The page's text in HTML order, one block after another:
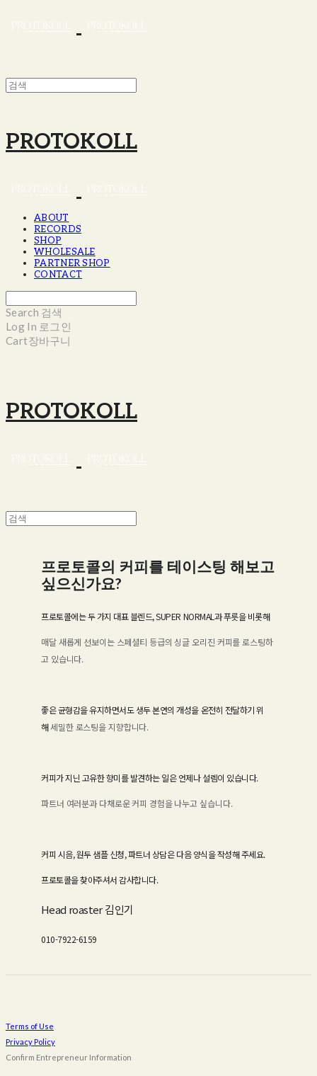
PROTOKOLL
ABOUT
RECORDS
SHOP
WHOLESALE
PARTNER SHOP
CONTACT
Search 검색
Log In 로그인
Cart장바구니
PROTOKOLL
프로토콜의 커피를 테이스팅 해보고
싶으신가요?
프로토콜에는 두 가지 대표 블렌드, SUPER NORMAL과 푸릇을 비롯해
매달 새롭게 선보이는 스페셜티 등급의 싱글 오리진 커피를 로스팅하
고 있습니다.
좋은 균형감을 유지하면서도 생두 본연의 개성을 온전히 전달하기 위
해세밀한 로스팅을 지향합니다.
커피가 지닌 고유한 향미를 발견하는 일은 언제나 설렘이 있습니다.
파트너 여러분과 다채로운 커피 경험을 나누고 싶습니다.
커피 시음, 원두 샘플 신청, 파트너 상담은 다음 양식을 작성해 주세요.
프로토콜을 찾아주셔서 감사합니다.
Head roaster 김인기
010-7922-6159
Terms of Use
Privacy Policy
Confirm Entrepreneur Information